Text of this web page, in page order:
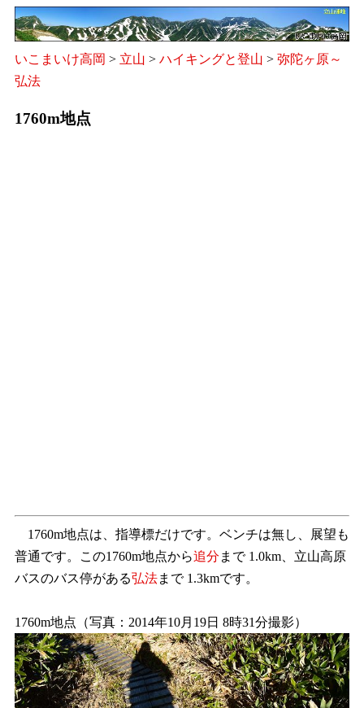
いこまいけ高岡 > 立山 > ハイキングと登山 > 弥陀ヶ原～
弘法
1760m地点
1760m地点は、指導標だけです。ベンチは無し、展望も
普通です。この1760m地点から追分 まで 1.0km、立山高原
バスのバス停がある弘法まで 1.3kmです。
1760m地点（写真：2014年10月19日 8時31分撮影）